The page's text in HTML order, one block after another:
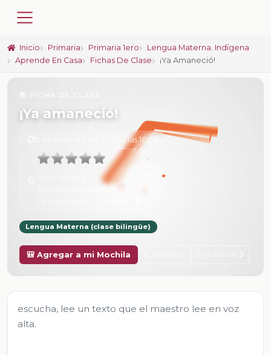
Inicio Primaria Primaria 1ero
Lengua Materna. Indígena
Aprende En Casa
Fichas De Clase ¡Ya Amaneció!
¡Ya amaneció!
6 de Febrero de 2025 a las 16:07
Número de valoraciones:
Lengua Materna (clase bilingüe)
🎒 Agregar a mi Mochila
escucha, lee un texto que el maestro lee en voz
alta.